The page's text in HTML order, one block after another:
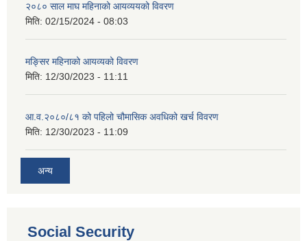
२०८० साल माघ महिनाको आयव्ययको विवरण
मिति: 02/15/2024 - 08:03
मङ्सिर महिनाको आयव्यको विवरण
मिति: 12/30/2023 - 11:11
आ.व.२०८०/८१ को पहिलो चौमासिक अवधिको खर्च विवरण
मिति: 12/30/2023 - 11:09
अन्य
Social Security